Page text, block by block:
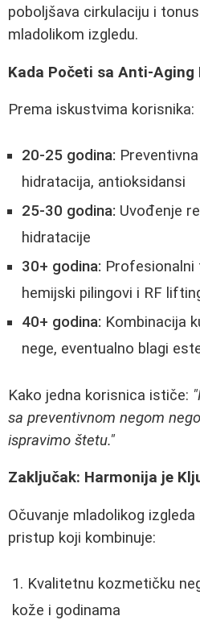
poboljšava cirkulaciju i
mladolikom izgledu.
Kada Početi sa Anti-Aging
Prema iskustvima korisnika:
20-25 godina:
hidratacija, antioksidansi
25-30 godina: Uvođenje
hidratacije
30+ godina:
hemijski pilingovi i RF
40+ godina: Kombinacija
nege, eventualno blagi
Kako jedna korisnica ističe:
sa preventivnom negom
ispravimo štetu."
Zaključak: Harmonija je
Očuvanje mladolikog
pristup koji kombinuje:
Kvalitetnu kozmetičku
kože i godinama